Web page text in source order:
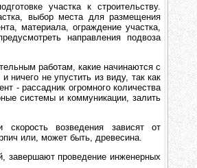
участка к строительству.
выбор места для размещения
материала, ограждение участка,
направления подвоза
работам, какие начинаются с
ничего не упустить из виду, так как
- рассадник огромного количества
системы и коммуникации, залить
возведения зависят от
или, может быть, древесина.
завершают проведение инженерных